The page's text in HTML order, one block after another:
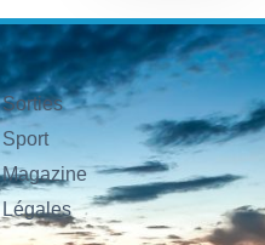
Sorties
Sport
Magazine
Légales